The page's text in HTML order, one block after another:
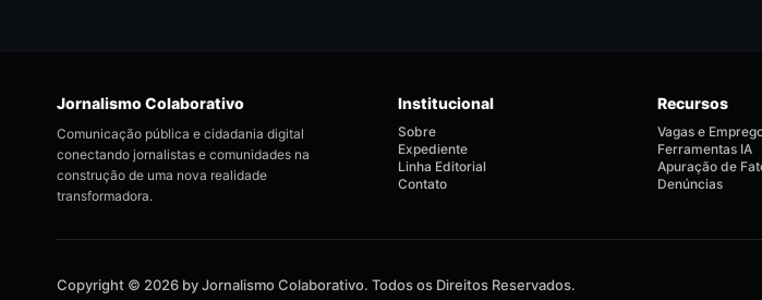
Jornalismo Colaborativo
Comunicação pública e cidadania digital
conectando jornalistas e comunidades na
construção de uma nova realidade
transformadora.
Institucional
Sobre
Expediente
Linha Editorial
Contato
Recursos
Vagas e
Ferramentas IA
Apuração de
Denúncias
Copyright © 2026 by Jornalismo Colaborativo. Todos os Direitos Reservados.